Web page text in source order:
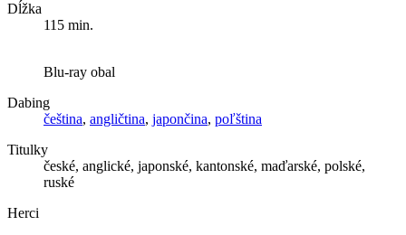
Dĺžka
115 min.
Blu-ray obal
Dabing
čeština, angličtina, japončina, poľština
Titulky
české, anglické, japonské, kantonské, maďarské, polské,
ruské
Herci